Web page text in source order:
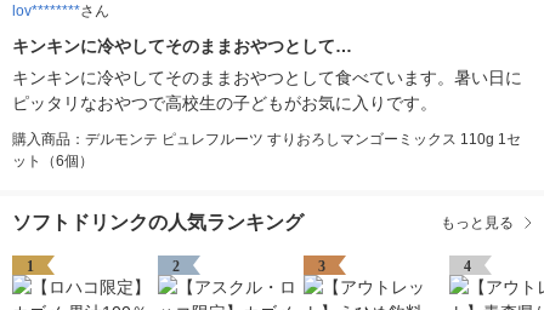
lov********さん
キンキンに冷やしてそのままおやつとして…
キンキンに冷やしてそのままおやつとして食べています。暑い日に
ピッタリなおやつで高校生の子どもがお気に入りです。
購入商品：デルモンテ ピュレフルーツ すりおろしマンゴーミックス 110g 1セ
ット（6個）
ソフトドリンクの人気ランキング もっと見る
1 2 3 4